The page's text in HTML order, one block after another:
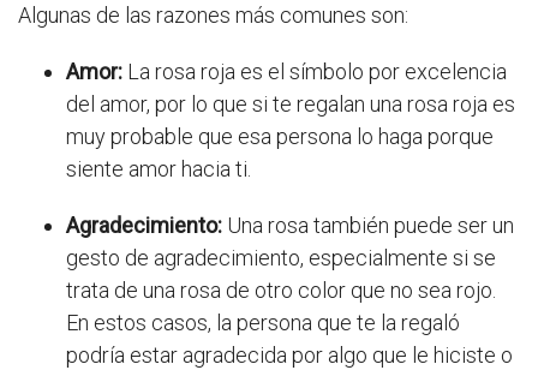
Algunas de las razones más comunes son:
Amor: La rosa roja es el símbolo por excelencia
del amor, por lo que si te regalan una rosa roja es
muy probable que esa persona lo haga porque
siente amor hacia ti.
Agradecimiento: Una rosa también puede ser un
gesto de agradecimiento, especialmente si se
trata de una rosa de otro color que no sea rojo.
En estos casos, la persona que te la regaló
podría estar agradecida por algo que le hiciste o